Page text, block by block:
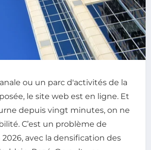
ou un parc d'activités de la
le site web est en ligne. Et
depuis vingt minutes, on ne
C’est un problème de
2026, avec la densification des